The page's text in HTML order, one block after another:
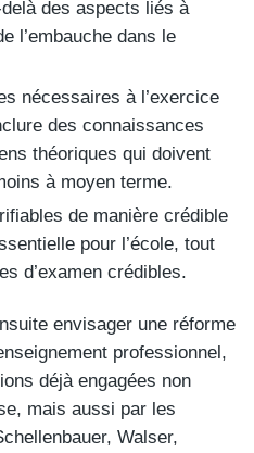
des aspects liés à
l’embauche dans le
nécessaires à l’exercice
des connaissances
théoriques qui doivent
à moyen terme.
de manière crédible
pour l’école, tout
d’examen crédibles.
envisager une réforme
professionnel,
déjà engagées non
mais aussi par les
Walser,